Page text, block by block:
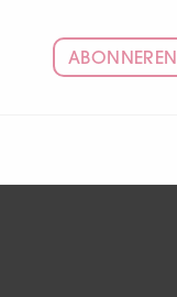
ABONNEREN